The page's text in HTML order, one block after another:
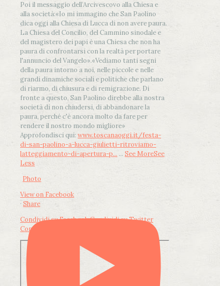
Poi il messaggio dell’Arcivescovo alla Chiesa e
alla società:«Io mi immagino che San Paolino
dica oggi alla Chiesa di Lucca di non avere paura.
La Chiesa del Concilio, del Cammino sinodale e
del magistero dei papi è una Chiesa che non ha
paura di confrontarsi con la realtà per portare
l'annuncio del Vangelo».«Vediamo tanti segni
della paura intorno a noi, nelle piccole e nelle
grandi dinamiche sociali e politiche che parlano
di riarmo, di chiusura e di remigrazione. Di
fronte a questo, San Paolino direbbe alla nostra
società di non chiudersi, di abbandonare la
paura, perché c'è ancora molto da fare per
rendere il nostro mondo migliore»
Approfondisci qui: www.toscanaoggi.it/festa-
di-san-paolino-a-lucca-giulietti-ritroviamo-
latteggiamento-di-apertura-p... ... See MoreSee
Less
Photo
View on Facebook
· Share
Condividi su FacebookCondividi su Twitter
Condividi su LinkedIn